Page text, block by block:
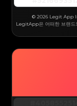
© 2026 Legit App
LegitApp은 어떠한 브랜드